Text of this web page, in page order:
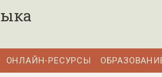
ОНЛАЙН-РЕСУРСЫ